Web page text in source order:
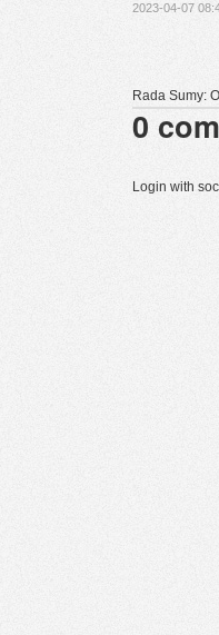
2023-04-07
Rada Sumy:
0
Login with